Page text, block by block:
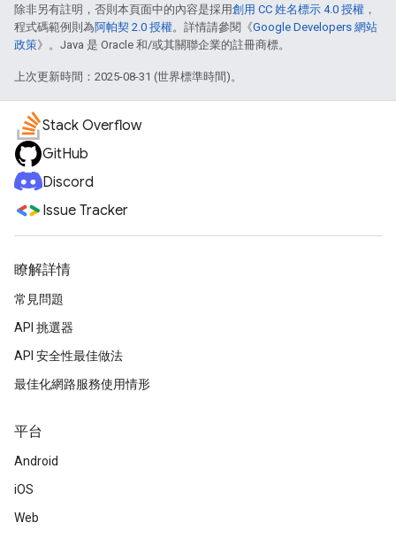
除非另有註明，否則本頁面中的內容是採用創用 CC 姓名標示 4.0 授權 ，
程式碼範例則為阿帕契 2.0 授權。詳情請參閱《Google Developers 網站
政策》。Java 是 Oracle 和/或其關聯企業的註冊商標。
上次更新時間：2025-08-31 (世界標準時間)。
Stack Overflow
GitHub
Discord
Issue Tracker
瞭解詳情
常見問題
API 挑選器
API 安全性最佳做法
最佳化網路服務使用情形
平台
Android
iOS
Web